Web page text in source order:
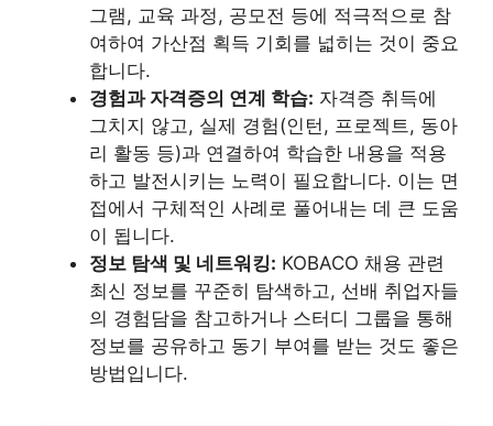
그램, 교육 과정, 공모전 등에 적극적으로 참
여하여 가산점 획득 기회를 넓히는 것이 중요
합니다.
경험과 자격증의 연계 학습: 자격증 취득에
그치지 않고, 실제 경험(인턴, 프로젝트, 동아
리 활동 등)과 연결하여 학습한 내용을 적용
하고 발전시키는 노력이 필요합니다. 이는 면
접에서 구체적인 사례로 풀어내는 데 큰 도움
이 됩니다.
정보 탐색 및 네트워킹: KOBACO 채용 관련
최신 정보를 꾸준히 탐색하고, 선배 취업자들
의 경험담을 참고하거나 스터디 그룹을 통해
정보를 공유하고 동기 부여를 받는 것도 좋은
방법입니다.